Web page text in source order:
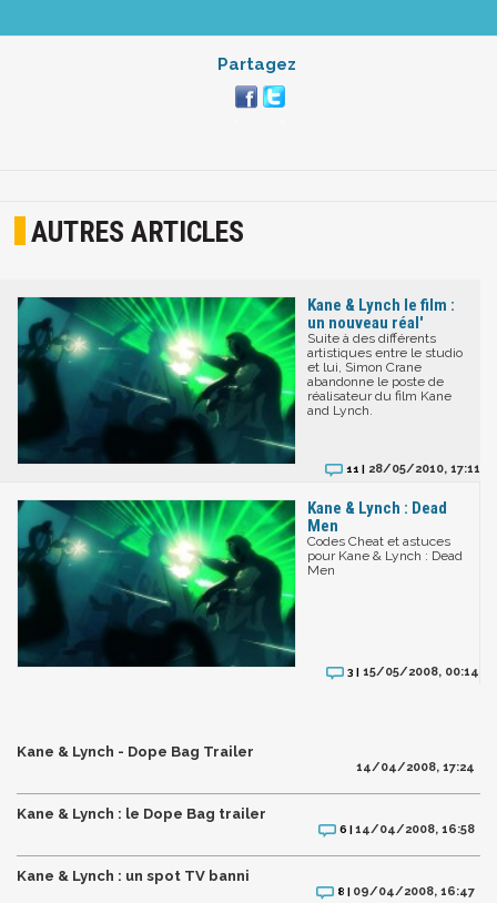
Partagez
AUTRES ARTICLES
Kane & Lynch le film :
un nouveau réal'
Suite à des différents
artistiques entre le studio
et lui, Simon Crane
abandonne le poste de
réalisateur du film Kane
and Lynch.
11 | 28/05/2010, 17:11
Kane & Lynch : Dead
Men
Codes Cheat et astuces
pour Kane & Lynch : Dead
Men
3 | 15/05/2008, 00:14
Kane & Lynch - Dope Bag Trailer
14/04/2008, 17:24
Kane & Lynch : le Dope Bag trailer
6 |14/04/2008, 16:58
Kane & Lynch : un spot TV banni
8 | 09/04/2008, 16:47